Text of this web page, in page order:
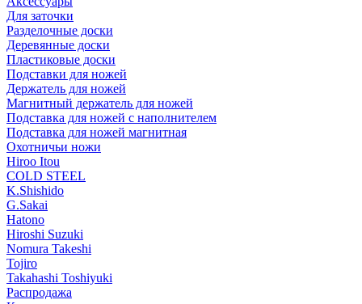
Для заточки
Разделочные доски
Деревянные доски
Пластиковые доски
Подставки для ножей
Держатель для ножей
Магнитный держатель для ножей
Подставка для ножей с наполнителем
Подставка для ножей магнитная
Охотничьи ножи
Hiroo Itou
COLD STEEL
K.Shishido
G.Sakai
Hatono
Hiroshi Suzuki
Nomura Takeshi
Tojiro
Takahashi Toshiyuki
Распродажа